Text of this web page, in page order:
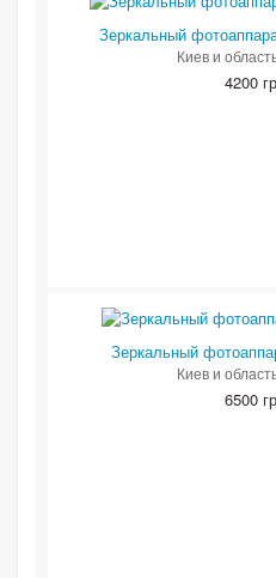
Зеркальный
Киев и
4200
Зеркальный
Киев и
6500